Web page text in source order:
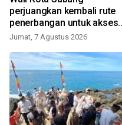
perjuangkan kembali rute
penerbangan untuk akses
wisatawan
Jumat, 7 Agustus 2026